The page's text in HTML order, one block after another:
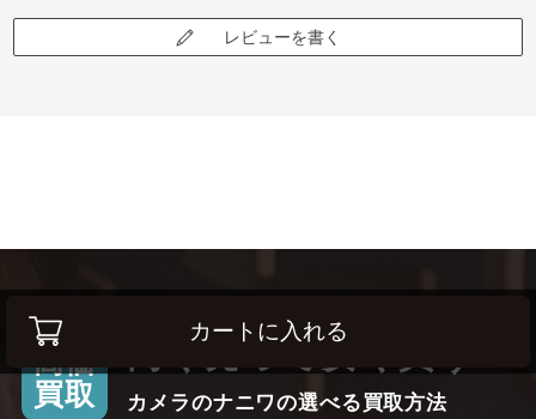
カートに入れる
レビューを書く
高価
買取
高く売って安く買う！
カメラのナニワの選べる買取方法